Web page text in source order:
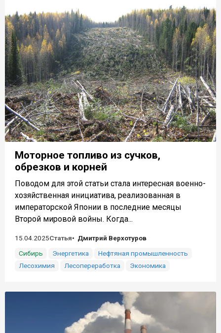
Моторное топливо из сучков,
обрезков и корней
Поводом для этой статьи стала интересная военно-
хозяйственная инициатива, реализованная в
императорской Японии в последние месяцы
Второй мировой войны. Когда...
15.04.2025Статья
Дмитрий Верхотуров
Сибирь
Энергетика
Нефтяная промышленность
Лесохимия
Лесопереработка Экономика